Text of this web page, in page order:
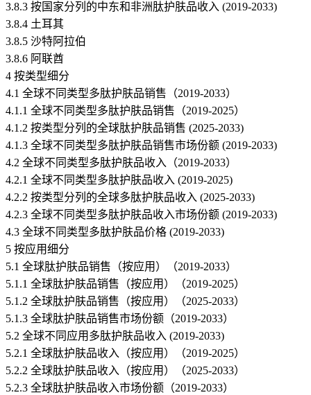
3.8.3 按国家分列的中东和非洲肽护肤品收入 (2019-2033)
3.8.4 土耳其
3.8.5 沙特阿拉伯
3.8.6 阿联酋
4 按类型细分
4.1 全球不同类型多肽护肤品销售（2019-2033）
4.1.1 全球不同类型多肽护肤品销售（2019-2025）
4.1.2 按类型分列的全球肽护肤品销售 (2025-2033)
4.1.3 全球不同类型多肽护肤品销售市场份额 (2019-2033)
4.2 全球不同类型多肽护肤品收入（2019-2033）
4.2.1 全球不同类型多肽护肤品收入 (2019-2025)
4.2.2 按类型分列的全球多肽护肤品收入 (2025-2033)
4.2.3 全球不同类型多肽护肤品收入市场份额 (2019-2033)
4.3 全球不同类型多肽护肤品价格 (2019-2033)
5 按应用细分
5.1 全球肽护肤品销售（按应用）（2019-2033）
5.1.1 全球肽护肤品销售（按应用）（2019-2025）
5.1.2 全球肽护肤品销售（按应用）（2025-2033）
5.1.3 全球肽护肤品销售市场份额（2019-2033）
5.2 全球不同应用多肽护肤品收入 (2019-2033)
5.2.1 全球肽护肤品收入（按应用）（2019-2025）
5.2.2 全球肽护肤品收入（按应用）（2025-2033）
5.2.3 全球肽护肤品收入市场份额（2019-2033）